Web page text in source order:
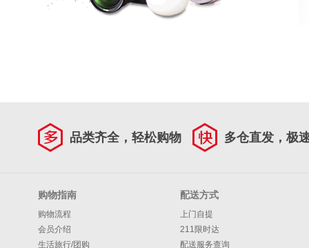
品类齐全，轻松购物 多仓直发，极
购物指南
购物流程
会员介绍
生活旅行/团购
配送方式
上门自提
211限时达
配送服务查询